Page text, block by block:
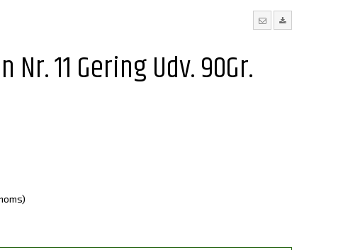
Nr. 11 Gering Udv. 90Gr.